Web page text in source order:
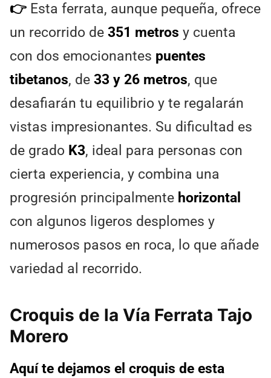
👉 Esta ferrata, aunque pequeña, ofrece
un recorrido de 351 metros y cuenta
con dos emocionantes puentes
tibetanos, de 33 y 26 metros, que
desafiarán tu equilibrio y te regalarán
vistas impresionantes. Su dificultad es
de grado K3, ideal para personas con
cierta experiencia, y combina una
progresión principalmente horizontal
con algunos ligeros desplomes y
numerosos pasos en roca, lo que añade
variedad al recorrido.
Croquis de la Vía Ferrata Tajo
Morero
Aquí te dejamos el croquis de esta